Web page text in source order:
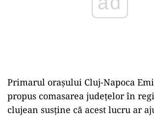
Primarul orașului Cluj-Napoca
propus comasarea județelor în
clujean susține că acest lucru ar